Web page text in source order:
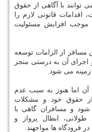
با آگاهی از حقوق
اقدامات قانونی لازم را
موجب افزایش مسئولیت
از الزامات توسعه
آن به درستی منجر
زمینه می شود.
آن اما هنوز به سبب عدم
حقوق خود و مشکلات
و مسافران گاهی با
ابطال پرواز و
فرودگاه ها مواجهند.